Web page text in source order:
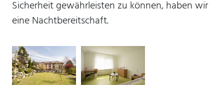
Sicherheit gewährleisten zu können, haben wir
eine Nachtbereitschaft.
Name:
mtm_consent oder mtm_consent_removed
Stiftung Scheuern
Zweck:
Speichert, ob Sie der Seitenstatistik mit Matomo